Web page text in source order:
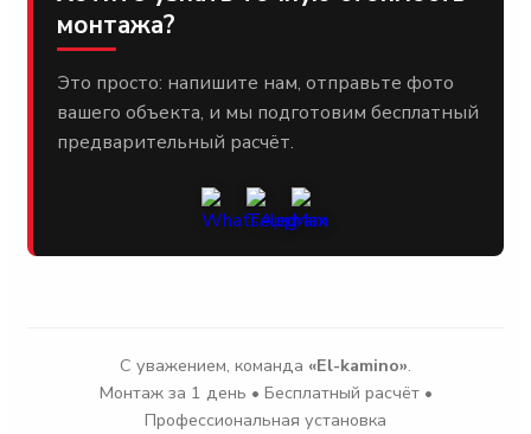
монтажа?
Это просто: напишите нам, отправьте фото
вашего объекта, и мы подготовим бесплатный
предварительный расчёт.
С уважением, команда «El-kamino».
Монтаж за 1 день • Бесплатный расчёт •
Профессиональная установка